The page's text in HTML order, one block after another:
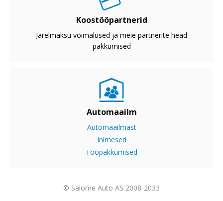
Koostööpartnerid
Järelmaksu võimalused ja meie partnerite head
pakkumised
Automaailm
Automaailmast
Inimesed
Tööpakkumised
© Salome Auto AS 2008-2033